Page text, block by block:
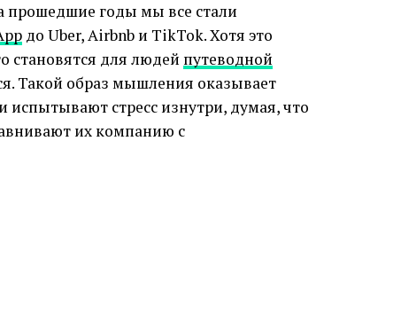
прошедшие годы мы все стали
до Uber, Airbnb и TikTok. Хотя это
становятся для людей путеводной
Такой образ мышления оказывает
стресс изнутри, думая, что
их компанию с